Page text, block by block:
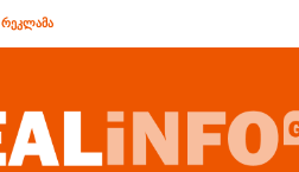
რეკლამა